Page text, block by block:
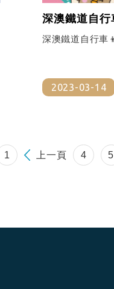
深澳鐵道自行
深澳鐵道自行車
2023-03-14
1 上一頁 4 5